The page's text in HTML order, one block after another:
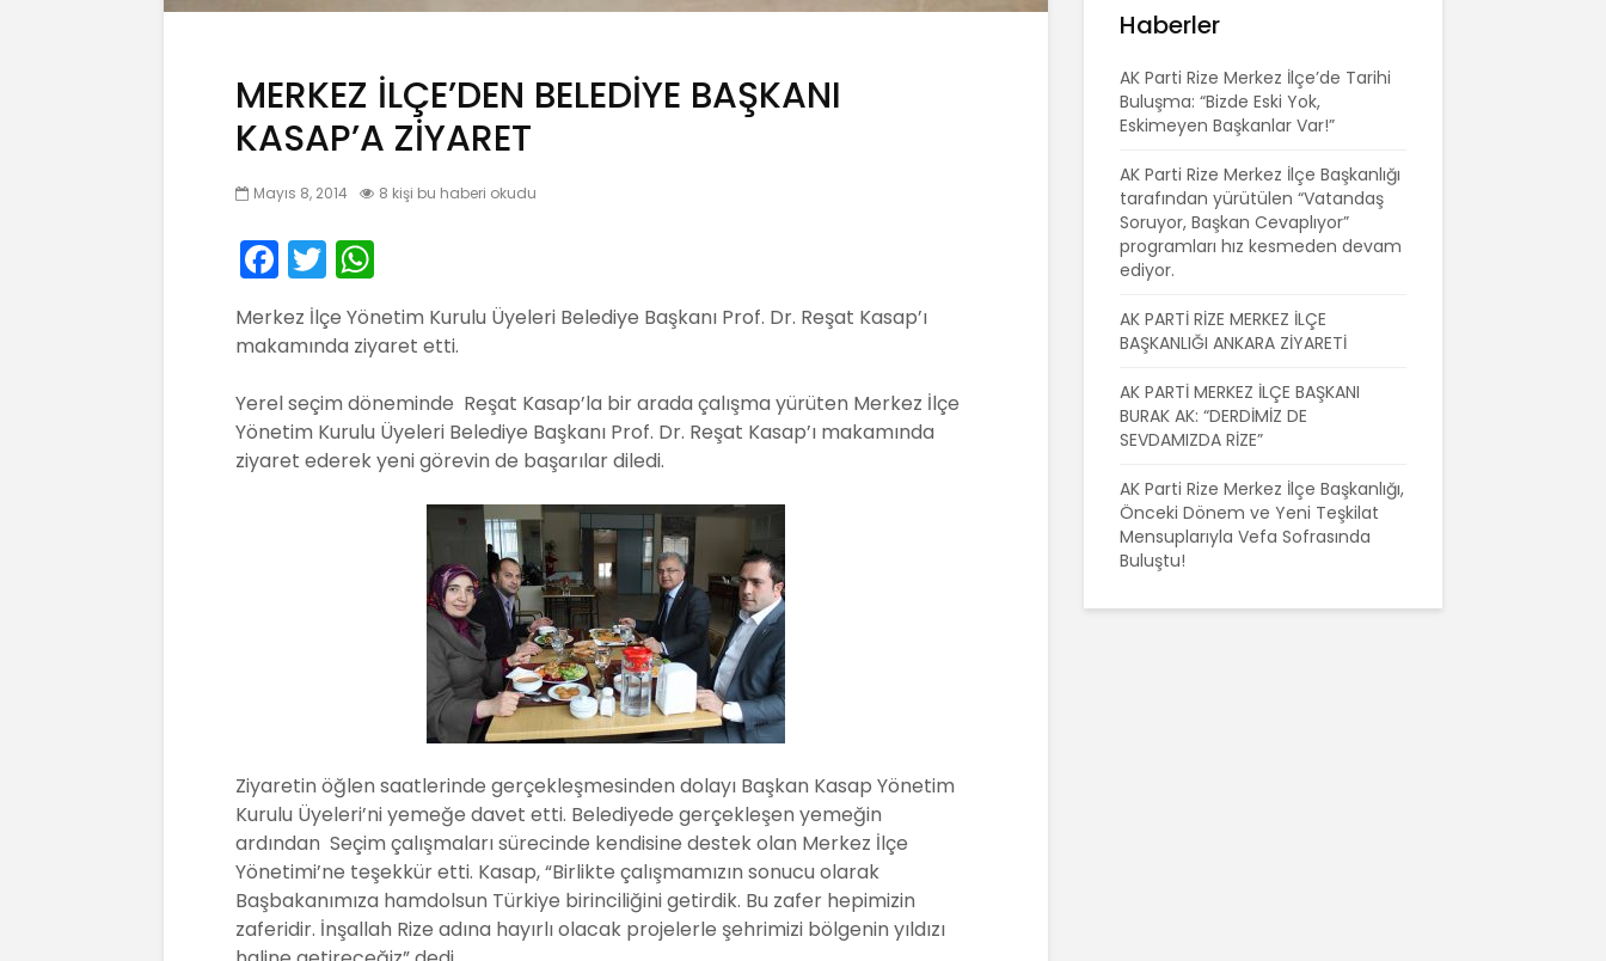
MERKEZ İLÇE’DEN BELEDİYE BAŞKANI
KASAP’A ZİYARET
Mayıs 8, 2014 8 kişi bu haberi okudu
F
c
b
o
T
w
itt
h
a
A
p
p
Merkez İlçe Yönetim Kurulu Üyeleri Belediye Başkanı Prof. Dr. Reşat Kasap’ı
makamında ziyaret etti.
Yerel seçim döneminde Reşat Kasap’la bir arada çalışma yürüten Merkez İlçe
Yönetim Kurulu Üyeleri Belediye Başkanı Prof. Dr. Reşat Kasap’ı makamında
ziyaret ederek yeni görevin de başarılar diledi.
Ziyaretin öğlen saatlerinde gerçekleşmesinden dolayı Başkan Kasap Yönetim
Kurulu Üyeleri’ni yemeğe davet etti. Belediyede gerçekleşen yemeğin
ardından Seçim çalışmaları sürecinde kendisine destek olan Merkez İlçe
Yönetimi’ne teşekkür etti. Kasap, “Birlikte çalışmamızın sonucu olarak
Başbakanımıza hamdolsun Türkiye birinciliğini getirdik. Bu zafer hepimizin
zaferidir. İnşallah Rize adına hayırlı olacak projelerle şehrimizi bölgenin yıldızı
Haberler
AK Parti Rize Merkez İlçe’de Tarihi
Buluşma: “Bizde Eski Yok,
Eskimeyen Başkanlar Var!”
AK Parti Rize Merkez İlçe Başkanlığı
tarafından yürütülen “Vatandaş
Soruyor, Başkan Cevaplıyor”
programları hız kesmeden devam
ediyor.
AK PARTİ RİZE MERKEZ İLÇE
BAŞKANLIĞI ANKARA ZİYARETİ
AK PARTİ MERKEZ İLÇE BAŞKANI
BURAK AK: “DERDİMİZ DE
SEVDAMIZDA RİZE”
AK Parti Rize Merkez İlçe Başkanlığı,
Önceki Dönem ve Yeni Teşkilat
Mensuplarıyla Vefa Sofrasında
Buluştu!